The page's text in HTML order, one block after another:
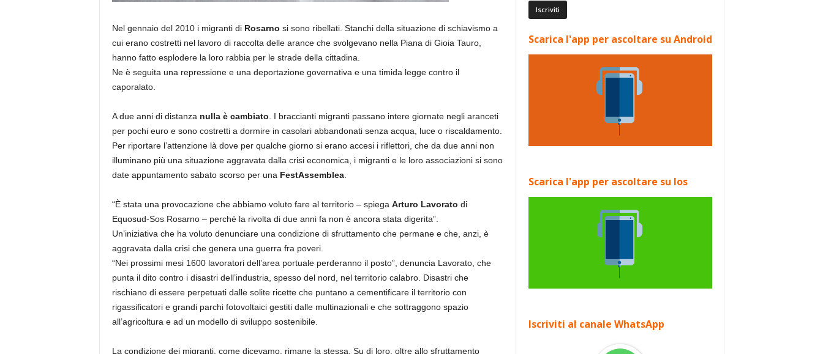
Nel gennaio del 2010 i migranti diRosarno si sono ribellati. Stanchi della situazione di schiavismo a
cui erano costretti nel lavoro di raccolta delle arance che svolgevano nella Piana di Gioia Tauro,
hanno fatto esplodere la loro rabbia per le strade della cittadina.
Ne è seguita una repressione e una deportazione governativa e una timida legge contro il
caporalato.
A due anni di distanza nulla è cambiato . I braccianti migranti passano intere giornate negli aranceti
per pochi euro e sono costretti a dormire in casolari abbandonati senza acqua, luce o riscaldamento.
Per riportare l’attenzione là dove per qualche giorno si erano accesi i riflettori, che da due anni non
illuminano più una situazione aggravata dalla crisi economica, i migranti e le loro associazioni si sono
date appuntamento sabato scorso per una FestAssemblea.
“È stata una provocazione che abbiamo voluto fare al territorio – spiega Arturo Lavorato di
Equosud-Sos Rosarno – perché la rivolta di due anni fa non è ancora stata digerita”.
Un’iniziativa che ha voluto denunciare una condizione di sfruttamento che permane e che, anzi, è
aggravata dalla crisi che genera una guerra fra poveri.
“Nei prossimi mesi 1600 lavoratori dell’area portuale perderanno il posto”, denuncia Lavorato, che
punta il dito contro i disastri dell’industria, spesso del nord, nel territorio calabro. Disastri che
rischiano di essere perpetuati dalle solite ricette che puntano a cementificare il territorio con
rigassificatori e grandi parchi fotovoltaici gestiti dalle multinazionali e che sottraggono spazio
all’agricoltura e ad un modello di sviluppo sostenibile.
La condizione dei migranti, come dicevamo, rimane la stessa. Su di loro, oltre allo sfruttamento
Scarica l'app per ascoltare su Android
Scarica l'app per ascoltare su Ios
Iscriviti al canale WhatsApp